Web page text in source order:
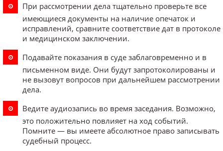
При рассмотрении дела тщательно проверьте все
имеющиеся документы на наличие опечаток и
исправлений, сравните соответствие дат в протоколе
и медицинском заключении.
Подавайте показания в суде заблаговременно и в
письменном виде. Они будут запротоколированы и
не вызовут вопросов при дальнейшем рассмотрении
дела.
Ведите аудиозапись во время заседания. Возможно,
это положительно повлияет на ход событий.
Помните — вы имеете абсолютное право записывать
судебный процесс.